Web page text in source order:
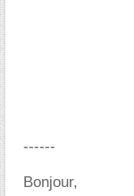
------
Bonjour,